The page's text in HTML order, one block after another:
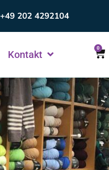
+49 202 4292104
Kontakt
0